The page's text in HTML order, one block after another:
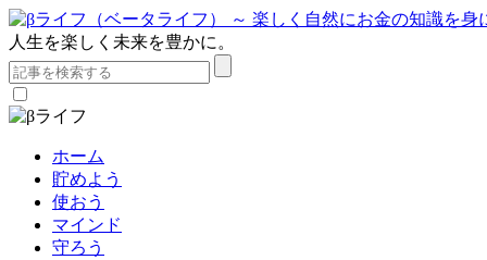
人生を楽しく未来を豊かに。
ホーム
貯めよう
使おう
マインド
守ろう